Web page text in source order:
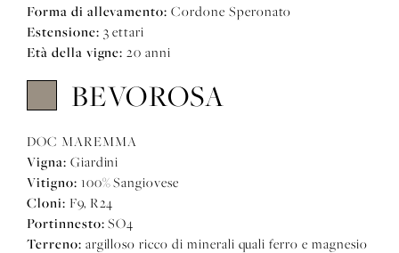
Forma di allevamento: Cordone Speronato
Estensione: 3 ettari
Età della vigne: 20 anni
BEVOROSA
DOC MAREMMA
Vigna: Giardini
Vitigno: 100% Sangiovese
Cloni: F9, R24
Portinnesto: SO4
Terreno: argilloso ricco di minerali quali ferro e magnesio